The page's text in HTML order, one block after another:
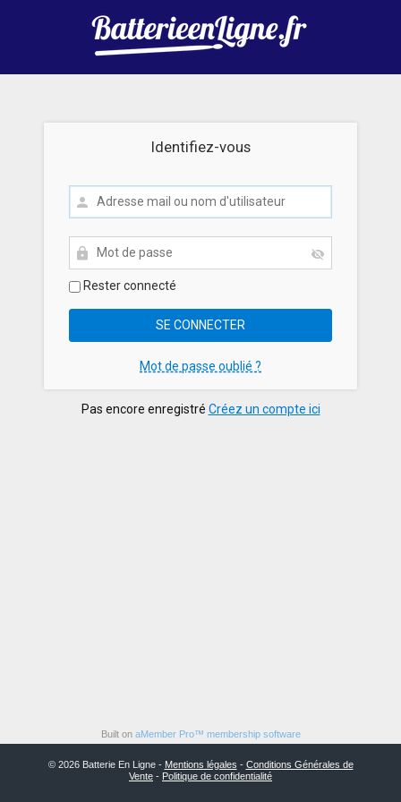
Identifiez-vous
Rester connecté
Mot de passe oublié ?
Pas encore enregistré Créez un compte ici
Built on aMember Pro™ membership software
© 2026 Batterie En Ligne - Mentions légales - Conditions Générales de
Vente - Politique de confidentialité